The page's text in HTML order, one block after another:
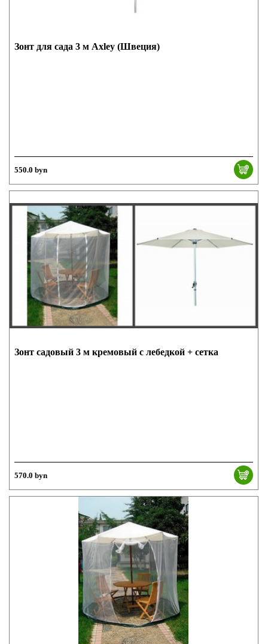
Зонт для сада 3 м Axley (Швеция)
550.0 byn
Зонт садовый 3 м кремовый с лебедкой + сетка
570.0 byn